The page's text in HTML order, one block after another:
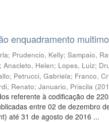
enquadramento
; Prudencio, Kelly;Sampaio,
;Anacleto, Helen; Lopes, Luiz;
; Petrucci, Gabriela; Franco,
Renato;Januario, Priscila (
referente à codificação de
entre 02 de dezembro
até 31 de agosto de 2016 ...